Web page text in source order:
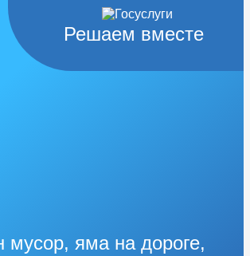
Решаем вместе
мусор, яма на дороге,